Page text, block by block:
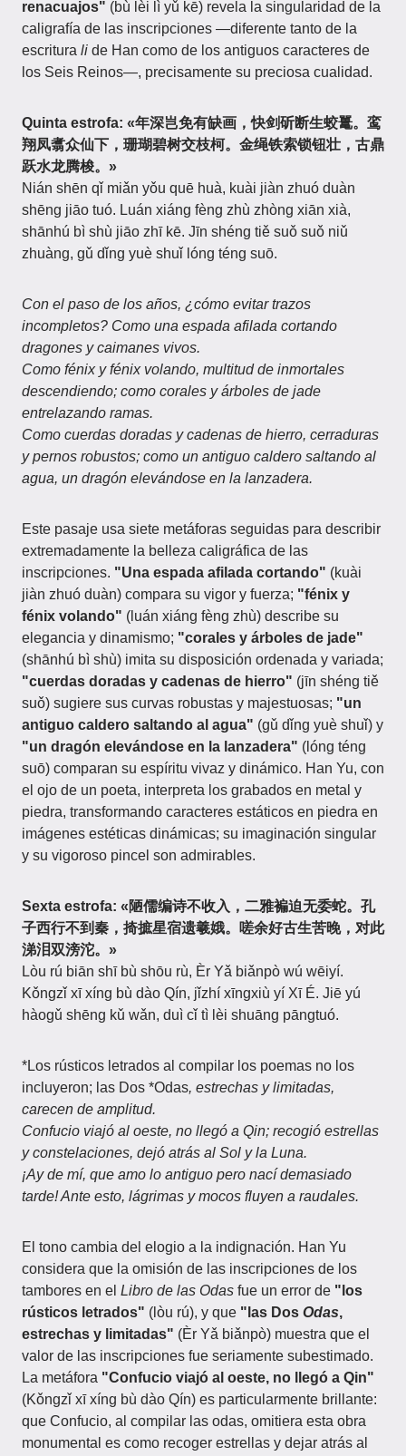
renacuajos" (bù lèi lì yǔ kē) revela la singularidad de la
caligrafía de las inscripciones —diferente tanto de la
escritura li de Han como de los antiguos caracteres de
los Seis Reinos—, precisamente su preciosa cualidad.
Quinta estrofa: «年深岂免有缺画，快剑斫断生蛟鼍。鸾
翔凤翥众仙下，珊瑚碧树交枝柯。金绳铁索锁钮壮，古鼎
跃水龙腾梭。»
Nián shēn qǐ miǎn yǒu quē huà, kuài jiàn zhuó duàn
shēng jiāo tuó. Luán xiáng fèng zhù zhòng xiān xià,
shānhú bì shù jiāo zhī kē. Jīn shéng tiě suǒ suǒ niǔ
zhuàng, gǔ dǐng yuè shuǐ lóng téng suō.
Con el paso de los años, ¿cómo evitar trazos
incompletos? Como una espada afilada cortando
dragones y caimanes vivos.
Como fénix y fénix volando, multitud de inmortales
descendiendo; como corales y árboles de jade
entrelazando ramas.
Como cuerdas doradas y cadenas de hierro, cerraduras
y pernos robustos; como un antiguo caldero saltando al
agua, un dragón elevándose en la lanzadera.
Este pasaje usa siete metáforas seguidas para describir
extremadamente la belleza caligráfica de las
inscripciones. "Una espada afilada cortando" (kuài
jiàn zhuó duàn) compara su vigor y fuerza; "fénix y
fénix volando" (luán xiáng fèng zhù) describe su
elegancia y dinamismo; "corales y árboles de jade"
(shānhú bì shù) imita su disposición ordenada y variada;
"cuerdas doradas y cadenas de hierro" (jīn shéng tiě
suǒ) sugiere sus curvas robustas y majestuosas; "un
antiguo caldero saltando al agua" (gǔ dǐng yuè shuǐ) y
"un dragón elevándose en la lanzadera" (lóng téng
suō) comparan su espíritu vivaz y dinámico. Han Yu, con
el ojo de un poeta, interpreta los grabados en metal y
piedra, transformando caracteres estáticos en piedra en
imágenes estéticas dinámicas; su imaginación singular
y su vigoroso pincel son admirables.
Sexta estrofa: «陋儒编诗不收入，二雅褊迫无委蛇。孔
子西行不到秦，掎摭星宿遗羲娥。嗟余好古生苦晚，对此
涕泪双滂沱。»
Lòu rú biān shī bù shōu rù, Èr Yǎ biǎnpò wú wēiyí.
Kǒngzǐ xī xíng bù dào Qín, jǐzhí xīngxiù yí Xī É. Jiē yú
hàogǔ shēng kǔ wǎn, duì cǐ tì lèi shuāng pāngtuó.
*Los rústicos letrados al compilar los poemas no los
incluyeron; las Dos *Odas, estrechas y limitadas,
carecen de amplitud.
Confucio viajó al oeste, no llegó a Qin; recogió estrellas
y constelaciones, dejó atrás al Sol y la Luna.
¡Ay de mí, que amo lo antiguo pero nací demasiado
tarde! Ante esto, lágrimas y mocos fluyen a raudales.
El tono cambia del elogio a la indignación. Han Yu
considera que la omisión de las inscripciones de los
tambores en el Libro de las Odas fue un error de "los
rústicos letrados" (lòu rú), y que "las Dos Odas,
estrechas y limitadas" (Èr Yǎ biǎnpò) muestra que el
valor de las inscripciones fue seriamente subestimado.
La metáfora "Confucio viajó al oeste, no llegó a Qin"
(Kǒngzǐ xī xíng bù dào Qín) es particularmente brillante:
que Confucio, al compilar las odas, omitiera esta obra
monumental es como recoger estrellas y dejar atrás al